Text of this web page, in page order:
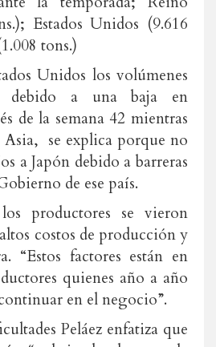
Estados Unidos (9.616
tons.)
Unidos los volúmenes
debido a una baja en
de la semana 42 mientras
Asia, se explica porque no
a Japón debido a barreras
de ese país.
productores se vieron
costos de producción y
“Estos factores están en
quienes año a año
en el negocio”.
Peláez enfatiza que